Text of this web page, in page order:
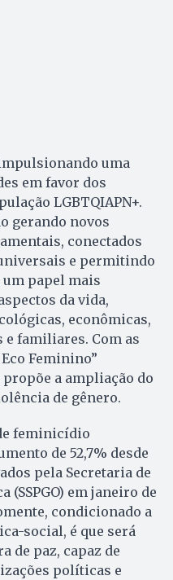
uma
em favor dos
LGBTQIAPN+.
gerando novos
conectados
e permitindo
um papel mais
da vida,
econômicas,
familiares. Com as
Feminino”
propõe a ampliação do
de gênero.
feminicídio
de 52,7% desde
pela Secretaria de
(SSPGO) em janeiro de
condicionado a
social, é que será
de paz, capaz de
políticas e